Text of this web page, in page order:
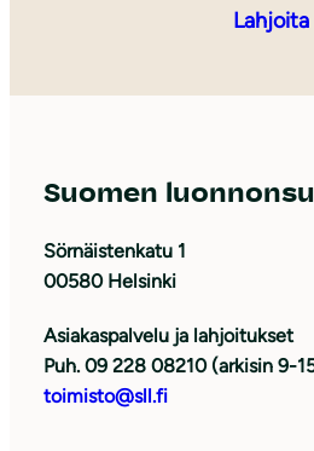
Lahjoita
Suomen
Sörnäistenkatu 1
00580 Helsinki
Asiakaspalvelu ja lahjoitukset
Puh. 09 228 08210 (arkisin 9-
toimisto@sll.fi